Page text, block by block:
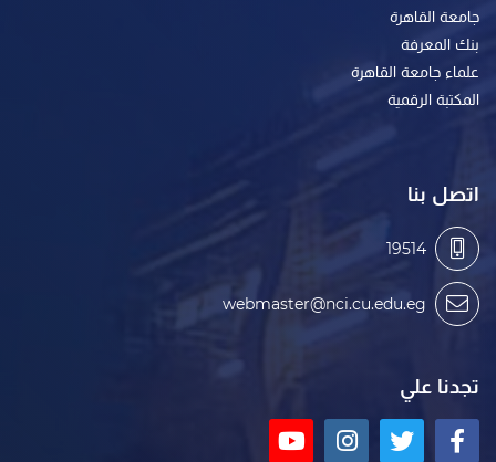
جامعة القاهرة
بنك المعرفة
علماء جامعة القاهرة
المكتبة الرقمية
اتصل بنا
19514
webmaster@nci.cu.edu.eg
تجدنا علي